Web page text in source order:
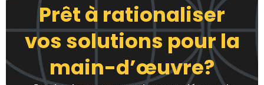
Prêt à rationaliser
vos solutions pour la
main-d’œuvre?